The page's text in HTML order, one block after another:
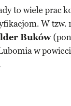
to wiele prac
W tzw.
Buków
w